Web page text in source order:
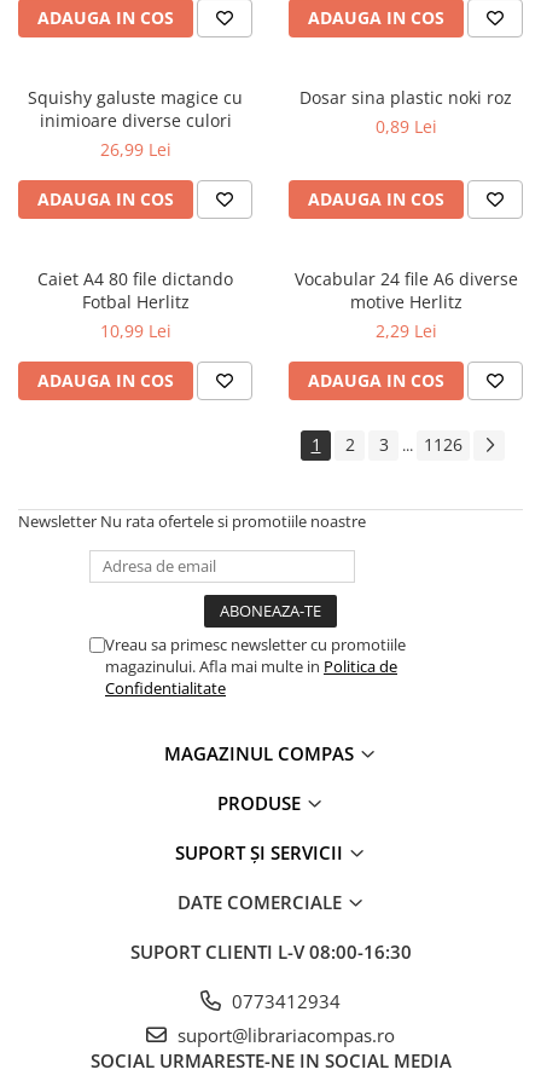
Cărți de colorat
Enciclopedii și atlase pentru copii
Materiale educaționale
Benzi desenate
Hobby și activități pentru copii
Metoda Montessori
Culegeri și materiale auxiliare
Caiete de vacanță
Bibliografie școlară
Bibliografie didactică
Pregătire Bacalaureat
Romane și literatură
Clasici români și universali
contemporană
Thriller și mister
Science-fiction și fantasy
Ficțiune mitologică și istorică
Romane de dragoste
Psihologie și dezvoltare personală
Biografii și memorii
Parenting și educație
ADAUGA IN COS ADAUGA IN COS
Squishy galuste magice cu
inimioare diverse culori
26,99 Lei
ADAUGA IN COS
Dosar sina plastic noki roz
0,89 Lei
ADAUGA IN COS
Caiet A4 80 file dictando
Fotbal Herlitz
10,99 Lei
ADAUGA IN COS
Vocabular 24 file A6 diverse
motive Herlitz
2,29 Lei
ADAUGA IN COS
1 2 3 ... 1126
Newsletter Nu rata ofertele si promotiile noastre
Vreau sa primesc newsletter cu promotiile
magazinului. Afla mai multe in Politica de
Confidentialitate
MAGAZINUL COMPAS
PRODUSE
SUPORT ȘI SERVICII
DATE COMERCIALE
SUPORT CLIENTI L-V 08:00-16:30
0773412934
suport@librariacompas.ro
SOCIAL URMARESTE-NE IN SOCIAL MEDIA